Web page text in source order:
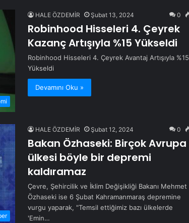
HALE ÖZDEMİR Şubat 13, 2024 0
Robinhood Hisseleri 4. Çeyrek
Kazanç Artışıyla %15 Yükseldi
Robinhood Hisseleri 4. Çeyrek Avantaj Artışıyla %15
Yükseldi
Devamını Oku »
HALE ÖZDEMİR Şubat 12, 2024 0
Bakan Özhaseki: Birçok Avrupa
ülkesi böyle bir depremi
kaldıramaz
Çevre, Şehircilik ve İklim Değişikliği Bakanı Mehmet
Özhaseki ise 6 Şubat Kahramanmaraş depremine
vurgu yaparak, "Temsil ettiğimiz bazı ülkelerde
'Emin…